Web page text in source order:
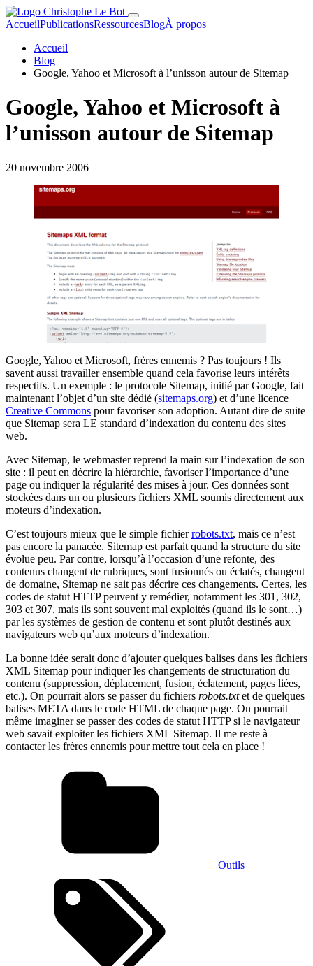
AccueilPublicationsRessourcesBlogÀ propos
Accueil
Blog
Google, Yahoo et Microsoft à l’unisson autour de Sitemap
Google, Yahoo et Microsoft à
l’unisson autour de Sitemap
20 novembre 2006
Google, Yahoo et Microsoft, frères ennemis ? Pas toujours ! Ils
savent aussi travailler ensemble quand cela favorise leurs intérêts
respectifs. Un exemple : le protocole Sitemap, initié par Google, fait
maintenant l’objet d’un site dédié (sitemaps.org) et d’une licence
Creative Commons pour favoriser son adoption. Autant dire de suite
que Sitemap sera LE standard d’indexation du contenu des sites
web.
Avec Sitemap, le webmaster reprend la main sur l’indexation de son
site : il peut en décrire la hiérarchie, favoriser l’importance d’une
page ou indiquer la régularité des mises à jour. Ces données sont
stockées dans un ou plusieurs fichiers XML soumis directement aux
moteurs d’indexation.
C’est toujours mieux que le simple fichierrobots.txt, mais ce n’est
pas encore la panacée. Sitemap est parfait quand la structure du site
évolue peu. Par contre, lorsqu’à l’occasion d’une refonte, des
contenus changent de rubriques, sont fusionnés ou éclatés, changent
de domaine, Sitemap ne sait pas décrire ces changements. Certes, les
codes de statut HTTP peuvent y remédier, notamment les 301, 302,
303 et 307, mais ils sont souvent mal exploités (quand ils le sont…)
par les systèmes de gestion de contenu et sont plutôt destinés aux
navigateurs web qu’aux moteurs d’indexation.
La bonne idée serait donc d’ajouter quelques balises dans les fichiers
XML Sitemap pour indiquer les changements de structuration du
contenu (suppression, déplacement, fusion, éclatement, pages liées,
etc.). On pourrait alors se passer du fichiers robots.txtet de quelques
balises META dans le code HTML de chaque page. On pourrait
même imaginer se passer des codes de statut HTTP si le navigateur
web savait exploiter les fichiers XML Sitemap. Il me reste à
contacter les frères ennemis pour mettre tout cela en place !
Outils